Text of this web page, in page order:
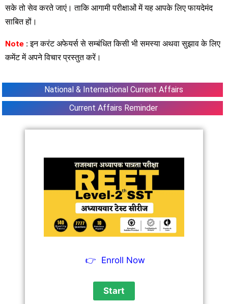
सके तो सेव करते जाएं। ताकि आगामी परीक्षाओं में यह आपके लिए फायदेमंद
साबित हों।
Note : इन करंट अफेयर्स से सम्बंधित किसी भी समस्या अथवा सुझाव के लिए
कमेंट में अपने विचार प्रस्तुत करें।
National & International Current Affairs
Current Affairs Reminder
👉 Enroll Now